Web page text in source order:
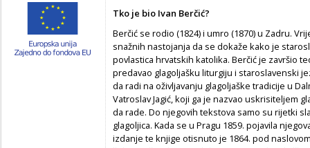
Tko je bio Ivan Berčić?
Berčić se rodio (1824) i umro (1870) u Zadru.
snažnih nastojanja da se dokaže kako je
povlastica hrvatskih katolika. Berčić je završio
predavao glagoljašku liturgiju i staroslavenski
da radi na oživljavanju glagoljaške tradicije u
Vatroslav Jagić, koji ga je nazvao uskrisiteljem
da rade. Do njegovih tekstova samo su rijetki
glagoljica. Kada se u Pragu 1859. pojavila
izdanje te knjige otisnuto je 1864. pod